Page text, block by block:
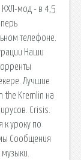
мод - в 4,5
телефоне.
Наши
Лучшие
the Kremlin на
Crisis.
к уроку по
Сообщения